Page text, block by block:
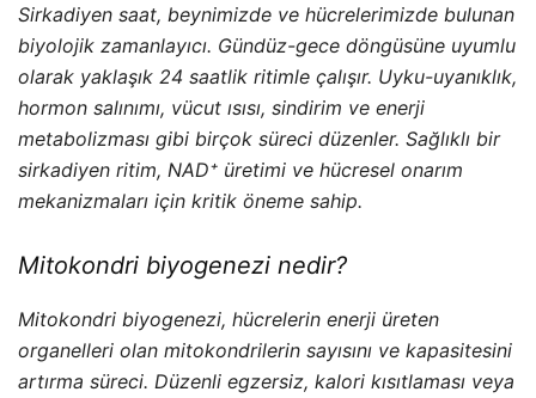
Sirkadiyen saat, beynimizde ve hücrelerimizde bulunan
biyolojik zamanlayıcı. Gündüz-gece döngüsüne uyumlu
olarak yaklaşık 24 saatlik ritimle çalışır. Uyku-uyanıklık,
hormon salınımı, vücut ısısı, sindirim ve enerji
metabolizması gibi birçok süreci düzenler. Sağlıklı bir
sirkadiyen ritim, NAD⁺ üretimi ve hücresel onarım
mekanizmaları için kritik öneme sahip.
Mitokondri biyogenezi nedir?
Mitokondri biyogenezi, hücrelerin enerji üreten
organelleri olan mitokondrilerin sayısını ve kapasitesini
artırma süreci. Düzenli egzersiz, kalori kısıtlaması veya